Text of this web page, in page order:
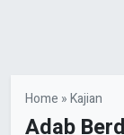
Home »Kajian
Adab